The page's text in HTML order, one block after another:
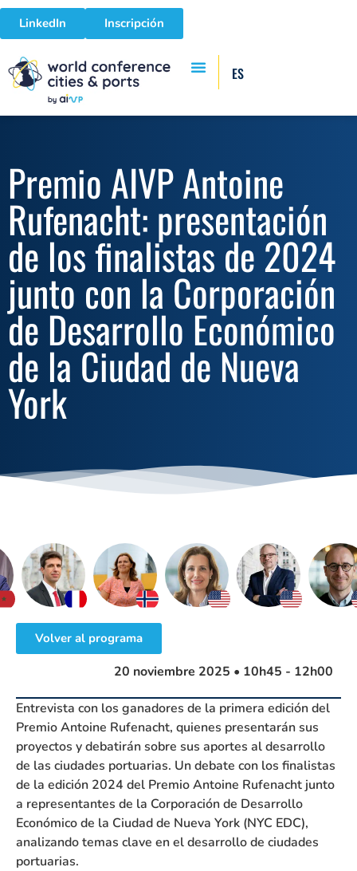
LinkedIn Inscripción
ES
Premio AIVP Antoine
Rufenacht: presentación
de los finalistas de 2024
junto con la Corporación
de Desarrollo Económico
de la Ciudad de Nueva
York
Volver al programa
20 noviembre 2025 • 10h45 - 12h00
Entrevista con los ganadores de la primera edición del
Premio Antoine Rufenacht, quienes presentarán sus
proyectos y debatirán sobre sus aportes al desarrollo
de las ciudades portuarias. Un debate con los finalistas
de la edición 2024 del Premio Antoine Rufenacht junto
a representantes de la Corporación de Desarrollo
Económico de la Ciudad de Nueva York (NYC EDC),
analizando temas clave en el desarrollo de ciudades
portuarias.